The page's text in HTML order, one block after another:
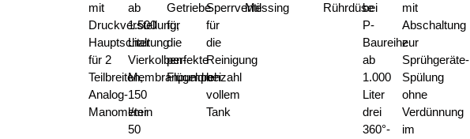
mit
Druckverstellung,
Hauptschaltung
für 2
Teilbreiten,
Analog-
Manometer
ab
1.500
Liter
Vierkolben-
Membranpumpe
150
l/min
50
Getriebe
für
die
perfekte
Flügeldrehzahl
Sperrventil
für
die
Reinigung
bei
vollem
Tank
Messing
Rührdüse
bei
P-
Baureihe
ab
1.000
Liter
drei
360°-
mit
Abschaltung
zur
Sprühgeräte-
Spülung
ohne
Verdünnung
im